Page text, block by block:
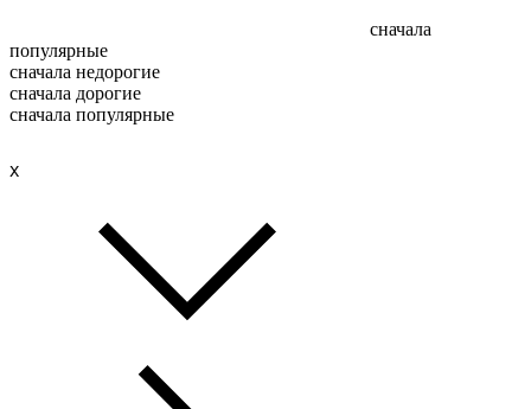
сначала
популярные
сначала недорогие
сначала дорогие
сначала популярные
x